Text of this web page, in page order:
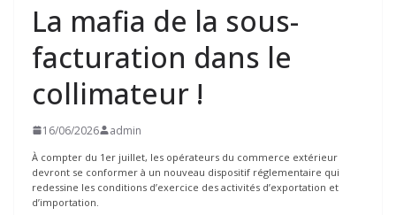
La mafia de la sous-
facturation dans le
collimateur !
16/06/2026 admin
À compter du 1er juillet, les opérateurs du commerce extérieur
devront se conformer à un nouveau dispositif réglementaire qui
redessine les conditions d’exercice des activités d’exportation et
d’importation.